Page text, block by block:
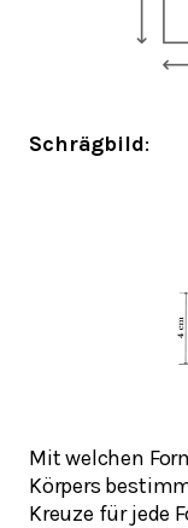
Schrägbild:
Mit welchen
Körpers
Kreuze für jede